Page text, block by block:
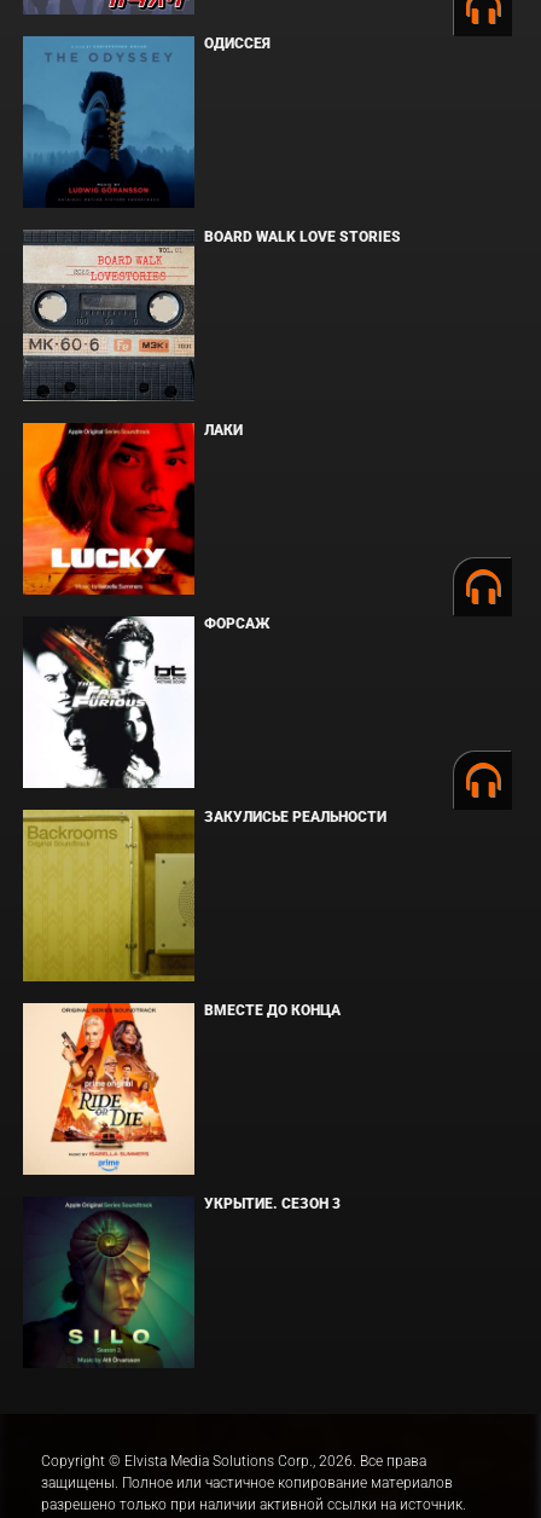
ОДИССЕЯ
BOARD WALK LOVE STORIES
ЛАКИ
ФОРСАЖ
ЗАКУЛИСЬЕ РЕАЛЬНОСТИ
ВМЕСТЕ ДО КОНЦА
УКРЫТИЕ. СЕЗОН 3
Copyright © Elvista Media Solutions Corp., 2026. Все права
защищены. Полное или частичное копирование материалов
разрешено только при наличии активной ссылки на источник.